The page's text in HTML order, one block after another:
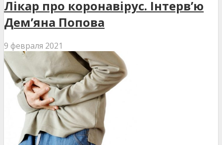
Лікар про коронавірус. Інтерв’ю
Дем’яна Попова
9 февраля 2021